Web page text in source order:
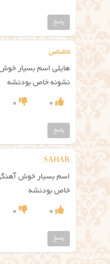
پاسخ
ناشناس
هایلی اسم بسیار
نشونه خاص بودنشه
0
0
پاسخ
SAHAR
اسم بسیار خوش
خاص بودنشه
0
0
پاسخ